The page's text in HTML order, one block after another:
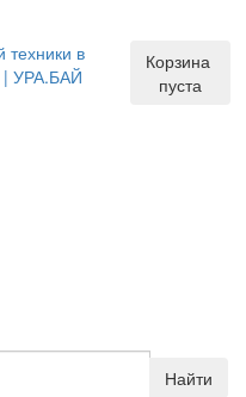
Корзина
пуста
Найти